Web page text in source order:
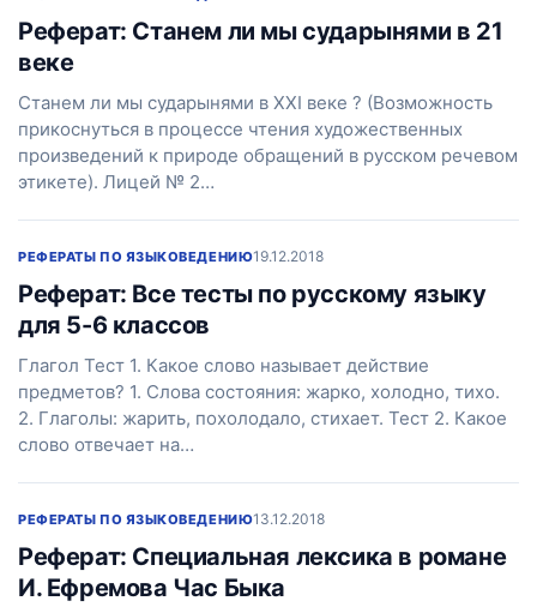
Реферат: Станем ли мы сударынями в 21
веке
Станем ли мы сударынями в XXI веке ? (Возможность
прикоснуться в процессе чтения художественных
произведений к природе обращений в русском речевом
этикете). Лицей № 2…
РЕФЕРАТЫ ПО ЯЗЫКОВЕДЕНИЮ19.12.2018
Реферат: Все тесты по русскому языку
для 5-6 классов
Глагол Тест 1. Какое слово называет действие
предметов? 1. Слова состояния: жарко, холодно, тихо.
2. Глаголы: жарить, похолодало, стихает. Тест 2. Какое
слово отвечает на…
РЕФЕРАТЫ ПО ЯЗЫКОВЕДЕНИЮ13.12.2018
Реферат: Специальная лексика в романе
И. Ефремова Час Быка